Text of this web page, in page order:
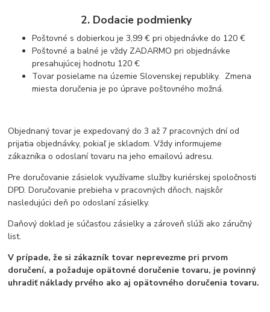
2. Dodacie podmienky
Poštovné s dobierkou je 3,99 € pri objednávke do 120 €
Poštovné a balné je vždy ZADARMO pri objednávke
presahujúcej hodnotu 120 €
Tovar posielame na územie Slovenskej republiky. Zmena
miesta doručenia je po úprave poštovného možná.
Objednaný tovar je expedovaný do 3 až 7 pracovných dní od
prijatia objednávky, pokiaľ je skladom. Vždy informujeme
zákazníka o odoslaní tovaru na jeho emailovú adresu.
Pre doručovanie zásielok využívame služby kuriérskej spoločnosti
DPD. Doručovanie prebieha v pracovných dňoch, najskôr
nasledujúci deň po odoslaní zásielky.
Daňový doklad je súčasťou zásielky a zároveň slúži ako záručný
list.
V prípade, že si zákazník tovar neprevezme pri prvom
doručení, a požaduje opätovné doručenie tovaru, je povinný
uhradiť náklady prvého ako aj opätovného doručenia tovaru.